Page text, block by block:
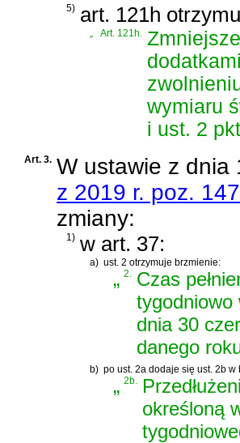
5) art. 121h
„ Art. 121h.
wymiaru
i ust. 2
Art. 3. W ustawie z dnia
z 2019 r. poz. 147
zmiany:
1) w art. 37:
a) ust. 2 otrzymuje brzmienie:
„2.
Czas
tygodniowo
dnia 30
danego
b) po ust. 2a dodaje się ust. 2b w
„2b.
określoną